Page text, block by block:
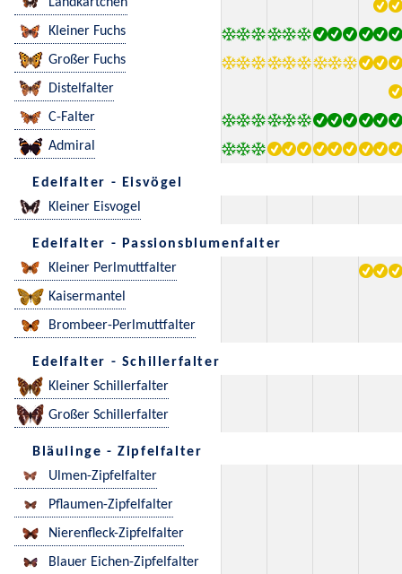
Kleiner Fuchs
Großer Fuchs
Distelfalter
C-Falter
Admiral
Edelfalter - Eisvögel
Kleiner Eisvogel
Edelfalter - Passionsblumenfalter
Kleiner Perlmuttfalter
Kaisermantel
Brombeer-Perlmuttfalter
Edelfalter - Schillerfalter
Kleiner Schillerfalter
Großer Schillerfalter
Bläulinge - Zipfelfalter
Ulmen-Zipfelfalter
Pflaumen-Zipfelfalter
Nierenfleck-Zipfelfalter
Blauer Eichen-Zipfelfalter